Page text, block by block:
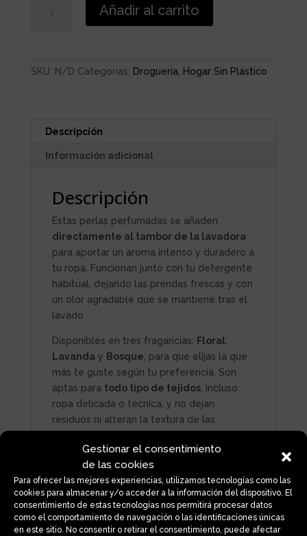
Gestionar el consentimiento
de las cookies
Para ofrecer las mejores experiencias, utilizamos tecnologías como las
cookies para almacenar y/o acceder a la información del dispositivo. El
consentimiento de estas tecnologías nos permitirá procesar datos
como el comportamiento de navegación o las identificaciones únicas
en este sitio. No consentir o retirar el consentimiento, puede afectar
Añadir al carrito
SKU: N/D Categorías: Droguería Hogar Sin Plástico
Descripción
Información adicional
Descripción
Estas perlas perfumadas se añaden
directamente al tambor de la lavadora
para aportar un aroma intenso y duradero a
tu ropa. Funcionan junto con tu detergente
habitual, dejando las prendas frescas y con
un olor agradable que se mantiene tras el
lavado.
Disponibles en tres fragancias: Floral
Lavanday Bosque , para que elijas la que
más te guste según tu preferencia. Son
aptas para todo tipo de tejidos, incluso
ropa delicada o técnica, y no dejan
residuos ni alteran la textura de las
Modo de uso:
Vierte las perlas directamente en el
tambor de la lavadora antes de la ropa.